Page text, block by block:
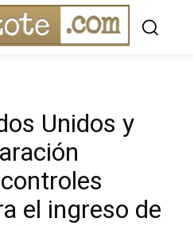
Unidos y
el ingreso de